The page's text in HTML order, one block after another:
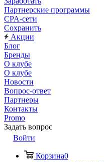
Партнерские программы
CPA-сети
Сохранить
Акции
Блог
Бренды
О клубе
О клубе
Новости
Вопрос-ответ
Партнеры
Контакты
Promo
Задать вопрос
Войти
Корзина0